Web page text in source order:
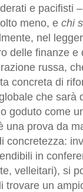
e pacifisti
meno, e chi
nel
delle finanze e
russa,
concreta di
che sarà
goduto come
una prova da
concretezza:
in
velleitari), si
trovare un